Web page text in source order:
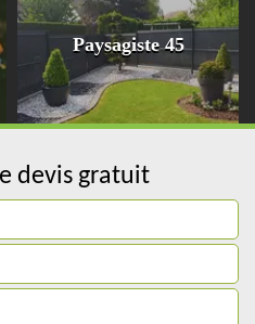
Paysagiste 45
devis gratuit